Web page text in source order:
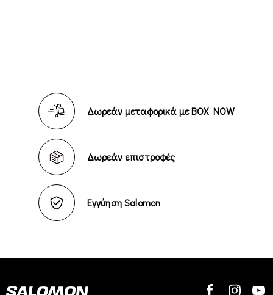
Δωρεάν μεταφορικά με BOX NOW
Δωρεάν επιστροφές
Εγγύηση Salomon